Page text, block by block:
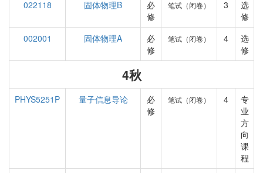
022118 固体物理B
必
修
笔试（闭卷） 3
选
修
002001
固体物理A
必
修
笔试（闭卷） 4
选
修
4秋
PHYS5251P 量子信息导论
必
修
笔试（闭卷） 4
专
业
方
向
课
程